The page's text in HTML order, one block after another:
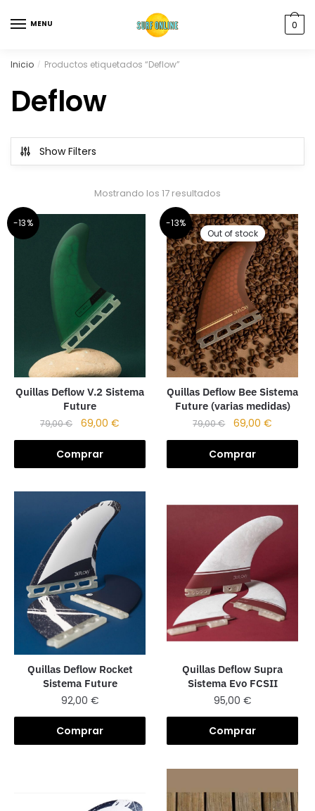
MENU 0
Inicio / Productos etiquetados “Deflow”
Deflow
Show Filters
Mostrando los 17 resultados
-13%
Quillas Deflow V.2 Sistema
Future
79,00€ 69,00€
Comprar
-13%
Out of stock
Quillas Deflow Bee Sistema
Future (varias medidas)
79,00€ 69,00€
Comprar
Quillas Deflow Rocket
Sistema Future
92,00 €
Comprar
Quillas Deflow Supra
Sistema Evo FCSII
95,00 €
Comprar